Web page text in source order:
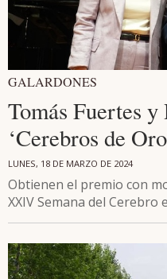
GALARDONES
Tomás Fuertes
‘Cerebros de
LUNES, 18 DE MARZO DE 2024
Obtienen el premio con
XXIV Semana del Cerebro